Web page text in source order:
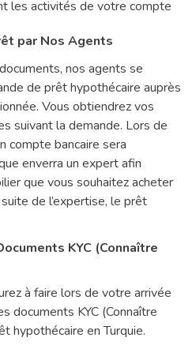
les activités de votre compte
par Nos Agents
nos agents se
de prêt hypothécaire auprès
Vous obtiendrez vos
suivant la demande. Lors de
compte bancaire sera
enverra un expert afin
que vous souhaitez acheter
de l’expertise, le prêt
KYC (Connaître
à faire lors de votre arrivée
documents KYC (Connaître
hypothécaire en Turquie.